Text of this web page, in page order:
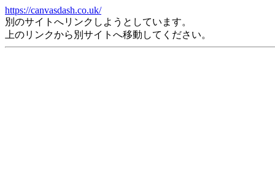
https://canvasdash.co.uk/
別のサイトへリンクしようとしています。
上のリンクから別サイトへ移動してください。